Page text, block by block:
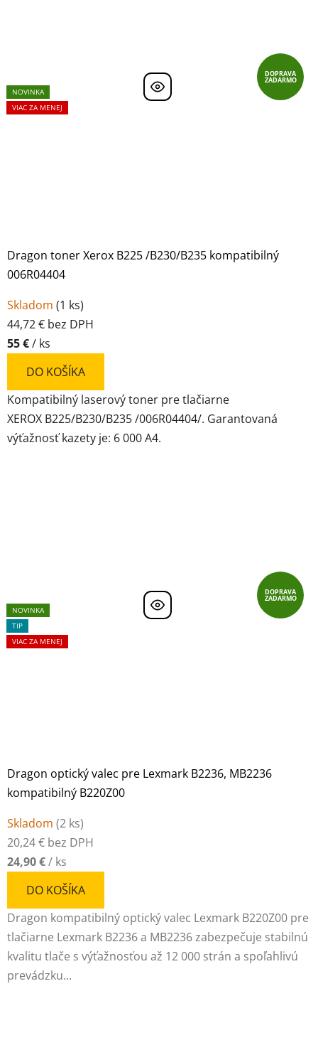
NOVINKA
VIAC ZA MENEJ
DOPRAVA
ZADARMO
Dragon toner Xerox B225 /B230/B235 kompatibilný
006R04404
Skladom (1 ks)
44,72 € bez DPH
55 €/ ks
DO KOŠÍKA
Kompatibilný laserový toner pre tlačiarne
XEROX B225/B230/B235 /006R04404/. Garantovaná
výťažnosť kazety je: 6 000 A4.
NOVINKA
TIP
VIAC ZA MENEJ
DOPRAVA
ZADARMO
Dragon optický valec pre Lexmark B2236, MB2236
kompatibilný B220Z00
Skladom (2 ks)
20,24 € bez DPH
24,90 €/ ks
DO KOŠÍKA
Dragon kompatibilný optický valec Lexmark B220Z00 pre
tlačiarne Lexmark B2236 a MB2236 zabezpečuje stabilnú
kvalitu tlače s výťažnosťou až 12 000 strán a spoľahlivú
prevádzku...